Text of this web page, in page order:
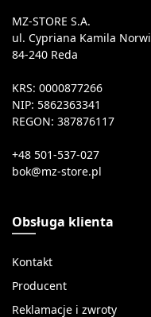
MZ-STORE S.A.
ul. Cypriana Kamila
84-240 Reda
KRS: 0000877266
NIP: 5862363341
REGON: 387876117
+48 501-537-027
Obsługa klienta
Kontakt
Producent
Reklamacje i zwroty